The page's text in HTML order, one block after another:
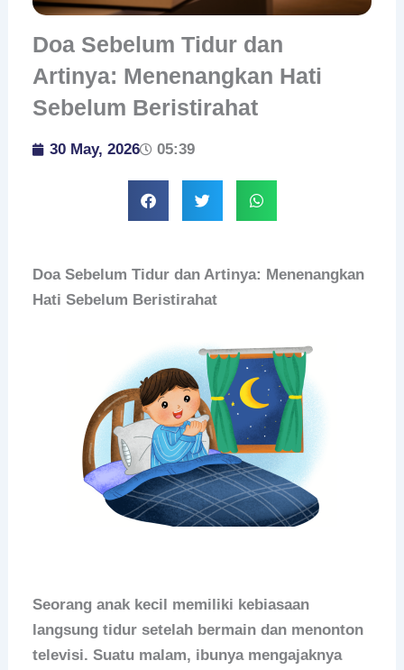
Doa Sebelum Tidur dan
Artinya: Menenangkan Hati
Sebelum Beristirahat
30 May, 2026 05:39
Doa Sebelum Tidur dan Artinya: Menenangkan
Hati Sebelum Beristirahat
Seorang anak kecil memiliki kebiasaan
langsung tidur setelah bermain dan menonton
televisi. Suatu malam, ibunya mengajaknya